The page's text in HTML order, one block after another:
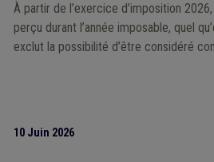
À partir de l’exercice d’imposition
perçu durant l’année imposable, quel
exclut la possibilité d’être considéré
10 Juin 2026